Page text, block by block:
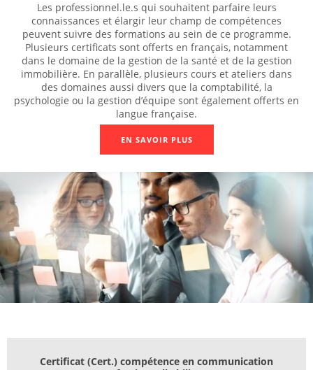
Les professionnel.le.s qui souhaitent parfaire leurs
connaissances et élargir leur champ de compétences
peuvent suivre des formations au sein de ce programme.
Plusieurs certificats sont offerts en français, notamment
dans le domaine de la gestion de la santé et de la gestion
immobilière. En parallèle, plusieurs cours et ateliers dans
des domaines aussi divers que la comptabilité, la
psychologie ou la gestion d’équipe sont également offerts en
langue française.
EN SAVOIR PLUS
Certificat (Cert.) compétence en communication